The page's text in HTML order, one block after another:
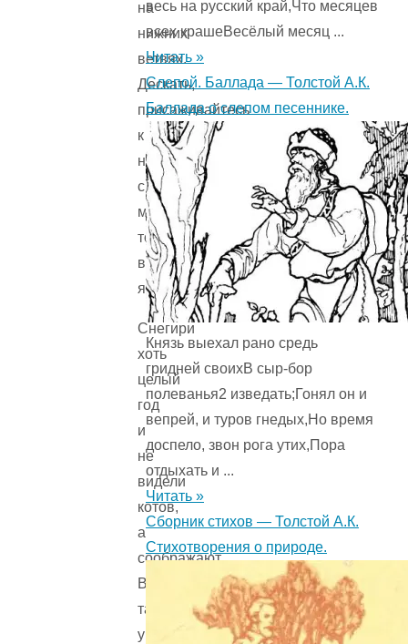
на
нижних
ветвях.
Дескать,
присаживайтесь
к
нам,
снегири,
мы
тоже
вроде
яблоки.
Снегири
хоть
целый
год
и
не
видели
котов,
а
соображают.
Всё-
таки
у
весь на русский край,Что месяцев
всех крашеВесёлый месяц ...
Читать »
Слепой. Баллада — Толстой А.К.
Баллада о слепом песеннике.
Князь выехал рано средь
гридней своихВ сыр-бор
полеванья2 изведать;Гонял он и
вепрей, и туров гнедых,Но время
доспело, звон рога утих,Пора
отдыхать и ...
Читать »
Сборник стихов — Толстой А.К.
Стихотворения о природе.